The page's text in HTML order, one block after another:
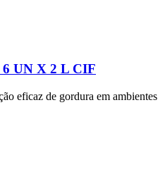
UN X 2 L CIF
eficaz de gordura em ambientes